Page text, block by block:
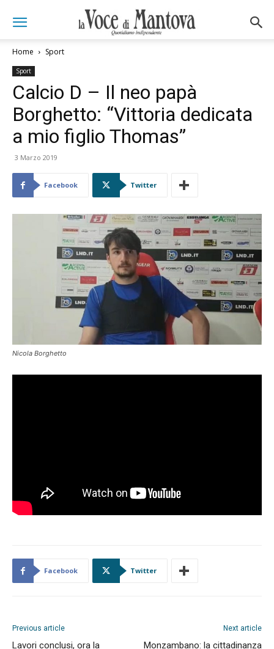
Home Sport
Sport
Calcio D – Il neo papà
Borghetto: “Vittoria dedicata
a mio figlio Thomas”
3 Marzo 2019
Facebook Twitter
Nicola Borghetto
Facebook Twitter
Previous article
Lavori conclusi, ora la
Next article
Monzambano: la cittadinanza